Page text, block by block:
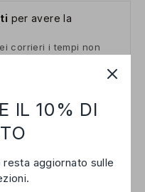
per avere la
corrieri i tempi non
liscia panna,
per ogni look
IL 10% DI
aggiornato sulle